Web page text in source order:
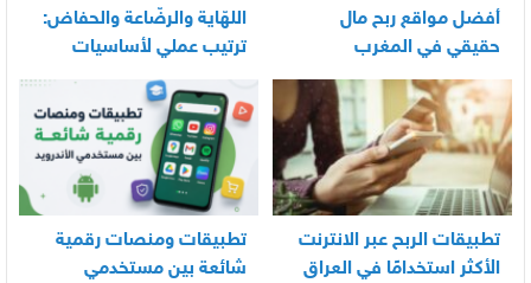
أفضل مواقع ربح مال
حقيقي في المغرب
اللهّاية والرضّاعة والحفاض:
ترتيب عملي لأساسيات
العناية اليومية بالرضيع
تطبيقات الربح عبر الانترنت
الأكثر استخدامًا في العراق
تطبيقات ومنصات رقمية
شائعة بين مستخدمي